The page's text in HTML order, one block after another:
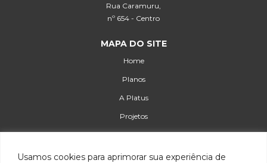
Usamos cookies para aprimorar sua experiência de
Rua Caramuru,
nº 654 - Centro
MAPA DO SITE
Home
Planos
A Platus
Projetos
Serviços